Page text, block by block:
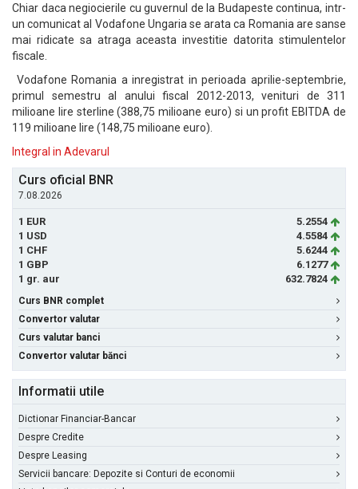
Chiar daca negiocierile cu guvernul de la Budapeste continua, intr-
un comunicat al Vodafone Ungaria se arata ca Romania are sanse
mai ridicate sa atraga aceasta investitie datorita stimulentelor
fiscale.
Vodafone Romania a inregistrat in perioada aprilie-septembrie,
primul semestru al anului fiscal 2012-2013, venituri de 311
milioane lire sterline (388,75 milioane euro) si un profit EBITDA de
119 milioane lire (148,75 milioane euro).
Integral in Adevarul
Curs oficial BNR
7.08.2026
1 EUR
5.2554
1 USD
4.5584
1 CHF
5.6244
1 GBP
6.1277
1 gr. aur
632.7824
Curs BNR complet
Convertor valutar
Curs valutar banci
Convertor valutar bănci
Informatii utile
Dictionar Financiar-Bancar
Despre Credite
Despre Leasing
Servicii bancare: Depozite si Conturi de economii